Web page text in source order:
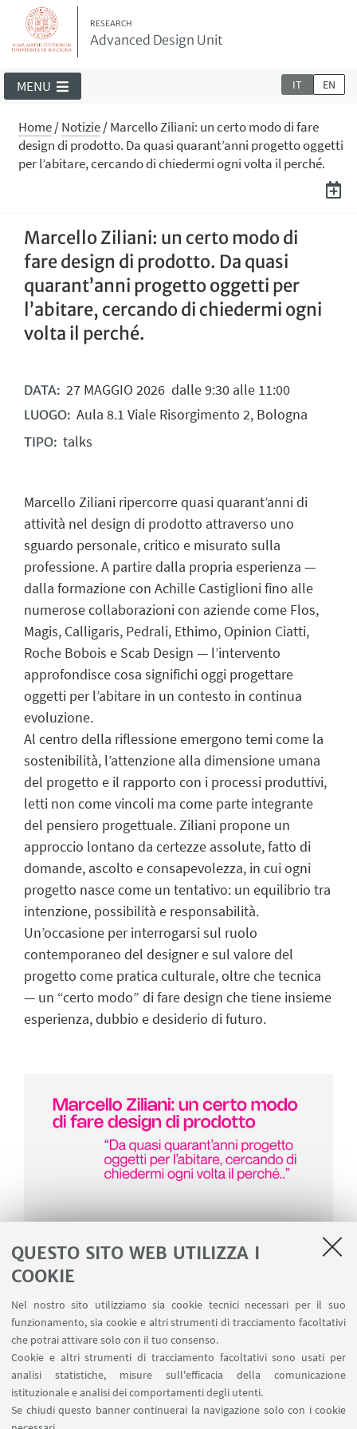
QUESTO SITO WEB UTILIZZA I
COOKIE
Nel nostro sito utilizziamo sia cookie tecnici necessari per il suo
funzionamento, sia cookie e altri strumenti di tracciamento facoltativi
che potrai attivare solo con il tuo consenso.
Cookie e altri strumenti di tracciamento facoltativi sono usati per
analisi statistiche, misure sull'efficacia della comunicazione
istituzionale e analisi dei comportamenti degli utenti.
Se chiudi questo banner continuerai la navigazione solo con i cookie
RESEARCH
Advanced Design Unit
IT EN
MENU
Home/Notizie/Marcello Ziliani: un certo modo di fare
design di prodotto. Da quasi quarant’anni progetto oggetti
per l’abitare, cercando di chiedermi ogni volta il perché.
Marcello Ziliani: un certo modo di
fare design di prodotto. Da quasi
quarant’anni progetto oggetti per
l’abitare, cercando di chiedermi ogni
volta il perché.
DATA: 27MAGGIO 2026dalle 9:30 alle 11:00
LUOGO: Aula 8.1 Viale Risorgimento 2, Bologna
TIPO: talks
Marcello Ziliani ripercorre quasi quarant’anni di
attività nel design di prodotto attraverso uno
sguardo personale, critico e misurato sulla
professione. A partire dalla propria esperienza —
dalla formazione con Achille Castiglioni fino alle
numerose collaborazioni con aziende come Flos,
Magis, Calligaris, Pedrali, Ethimo, Opinion Ciatti,
Roche Bobois e Scab Design — l’intervento
approfondisce cosa significhi oggi progettare
oggetti per l’abitare in un contesto in continua
evoluzione.
Al centro della riflessione emergono temi come la
sostenibilità, l’attenzione alla dimensione umana
del progetto e il rapporto con i processi produttivi,
letti non come vincoli ma come parte integrante
del pensiero progettuale. Ziliani propone un
approccio lontano da certezze assolute, fatto di
domande, ascolto e consapevolezza, in cui ogni
progetto nasce come un tentativo: un equilibrio tra
intenzione, possibilità e responsabilità.
Un’occasione per interrogarsi sul ruolo
contemporaneo del designer e sul valore del
progetto come pratica culturale, oltre che tecnica
— un “certo modo” di fare design che tiene insieme
esperienza, dubbio e desiderio di futuro.